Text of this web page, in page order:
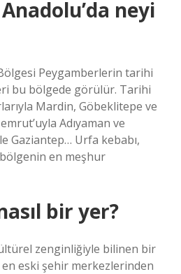
neyi
Peygamberlerin tarihi
bu bölgede görülür. Tarihi
Mardin, Göbeklitepe ve
Adıyaman ve
Gaziantep… Urfa kebabı,
en meşhur
bir yer?
zenginliğiyle bilinen bir
eski şehir merkezlerinden